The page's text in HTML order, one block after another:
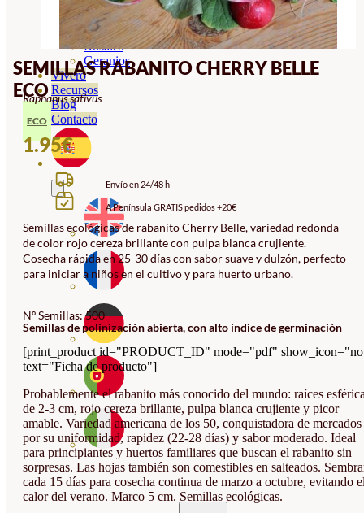
Ornamentales
Hortensias
Rosales
Geranios
Vivero
Recursos
Blog
Contacto
SEMILLAS RABANITO CHERRY BELLE
ECO
Raphanus sativus
ECO
1.95€
Envío en 24/48 h
A Península GRATIS pedidos +20€
Semillas ecológicas de rabanito Cherry Belle, variedad redonda
de color rojo cereza brillante con pulpa blanca crujiente.
Cosecha rápida en 25-30 días con sabor suave y dulzón, perfecto
para iniciar a niños en el cultivo y para huerto urbano.
Nº Semillas: 500
Semillas de polinización abierta, con alto índice de germinación
[print_product id="PRODUCT_ID" mode="pdf"
text="Ficha de producto"]
Probablemente el rabanito más conocido del mundo: raíces
de 2-3 cm, rojo cereza brillante, pulpa blanca crujiente y picor
amable. Variedad americana de los 50, conquistadora de mercados
por su uniformidad, rapidez (22-28 días) y sabor moderado. Ideal
para principiantes y huertos familiares que buscan el rabanito sin
sorpresas. Las hojas también son comestibles en salteados.
cada 15 días para cosecha continua de marzo a octubre, evitando
calor del verano. Marco 5 cm. Semillas ecológicas.